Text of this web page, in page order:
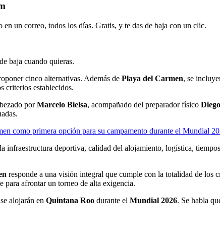
un correo, todos los días. Gratis, y te das de baja con un clic.
baja cuando quieras.
cinco alternativas. Además de Playa del Carmen, se
criterios establecidos.
porMarcelo Bielsa, acompañado del preparador físico
como primera opción para su campamento durante el Mundial
infraestructura deportiva, calidad del alojamiento, logística,
responde a una visión integral que cumple con la totalidad de
para afrontar un torneo de alta exigencia.
alojarán en Quintana Roo durante el Mundial 2026. Se habla